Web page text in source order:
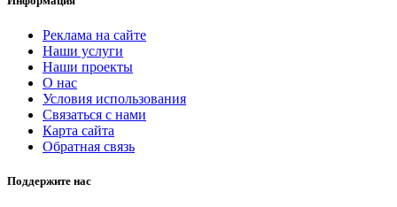
Реклама на сайте
Наши услуги
Наши проекты
О нас
Условия использования
Связаться с нами
Карта сайта
Обратная связь
Поддержите нас